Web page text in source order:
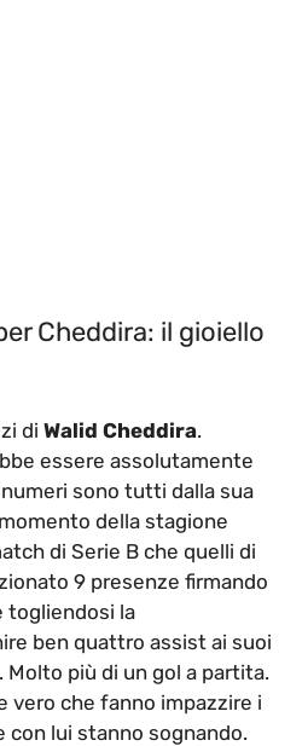
Cheddira: il gioiello
di Walid Cheddira.
essere assolutamente
sono tutti dalla sua
della stagione
di Serie B che quelli di
9 presenze firmando
togliendosi la
ben quattro assist ai suoi
Molto più di un gol a partita.
vero che fanno impazzire i
lui stanno sognando.